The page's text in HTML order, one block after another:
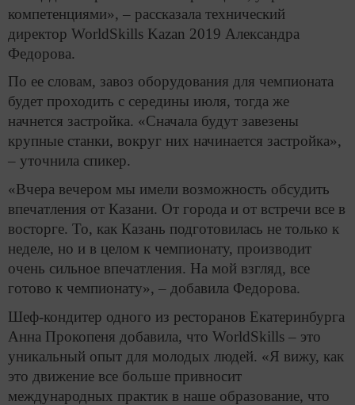
компетенциями», – рассказала технический
директор WorldSkills Kazan 2019 Александра
Федорова.
По ее словам, завоз оборудования для чемпионата
будет проходить с середины июля, тогда же
начнется застройка. «Сначала будут завезены
крупные станки, вокруг них начинается застройка»,
– уточнила спикер.
«Вчера вечером мы имели возможность обсудить
впечатления от Казани. От города и от встречи все в
восторге. То, как Казань подготовилась не только к
неделе, но и в целом к чемпионату, производит
очень сильное впечатления. На мой взгляд, все
готово к чемпионату», – добавила Федорова.
Шеф-кондитер одного из ресторанов Екатеринбурга
Анна Прокопеня добавила, что WorldSkills – это
уникальный опыт для молодых людей. «Я вижу, как
это движение все больше привносит
международных практик в наше образование, что